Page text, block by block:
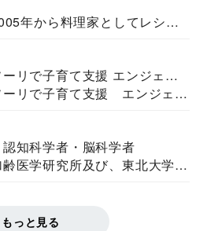
年から料理家としてレシピ
リで子育て支援 エンジェル
所所長
ーリで子育て支援 エンジェル
知科学者・脳科学者
医学研究所及び、東北大学大
もっと見る